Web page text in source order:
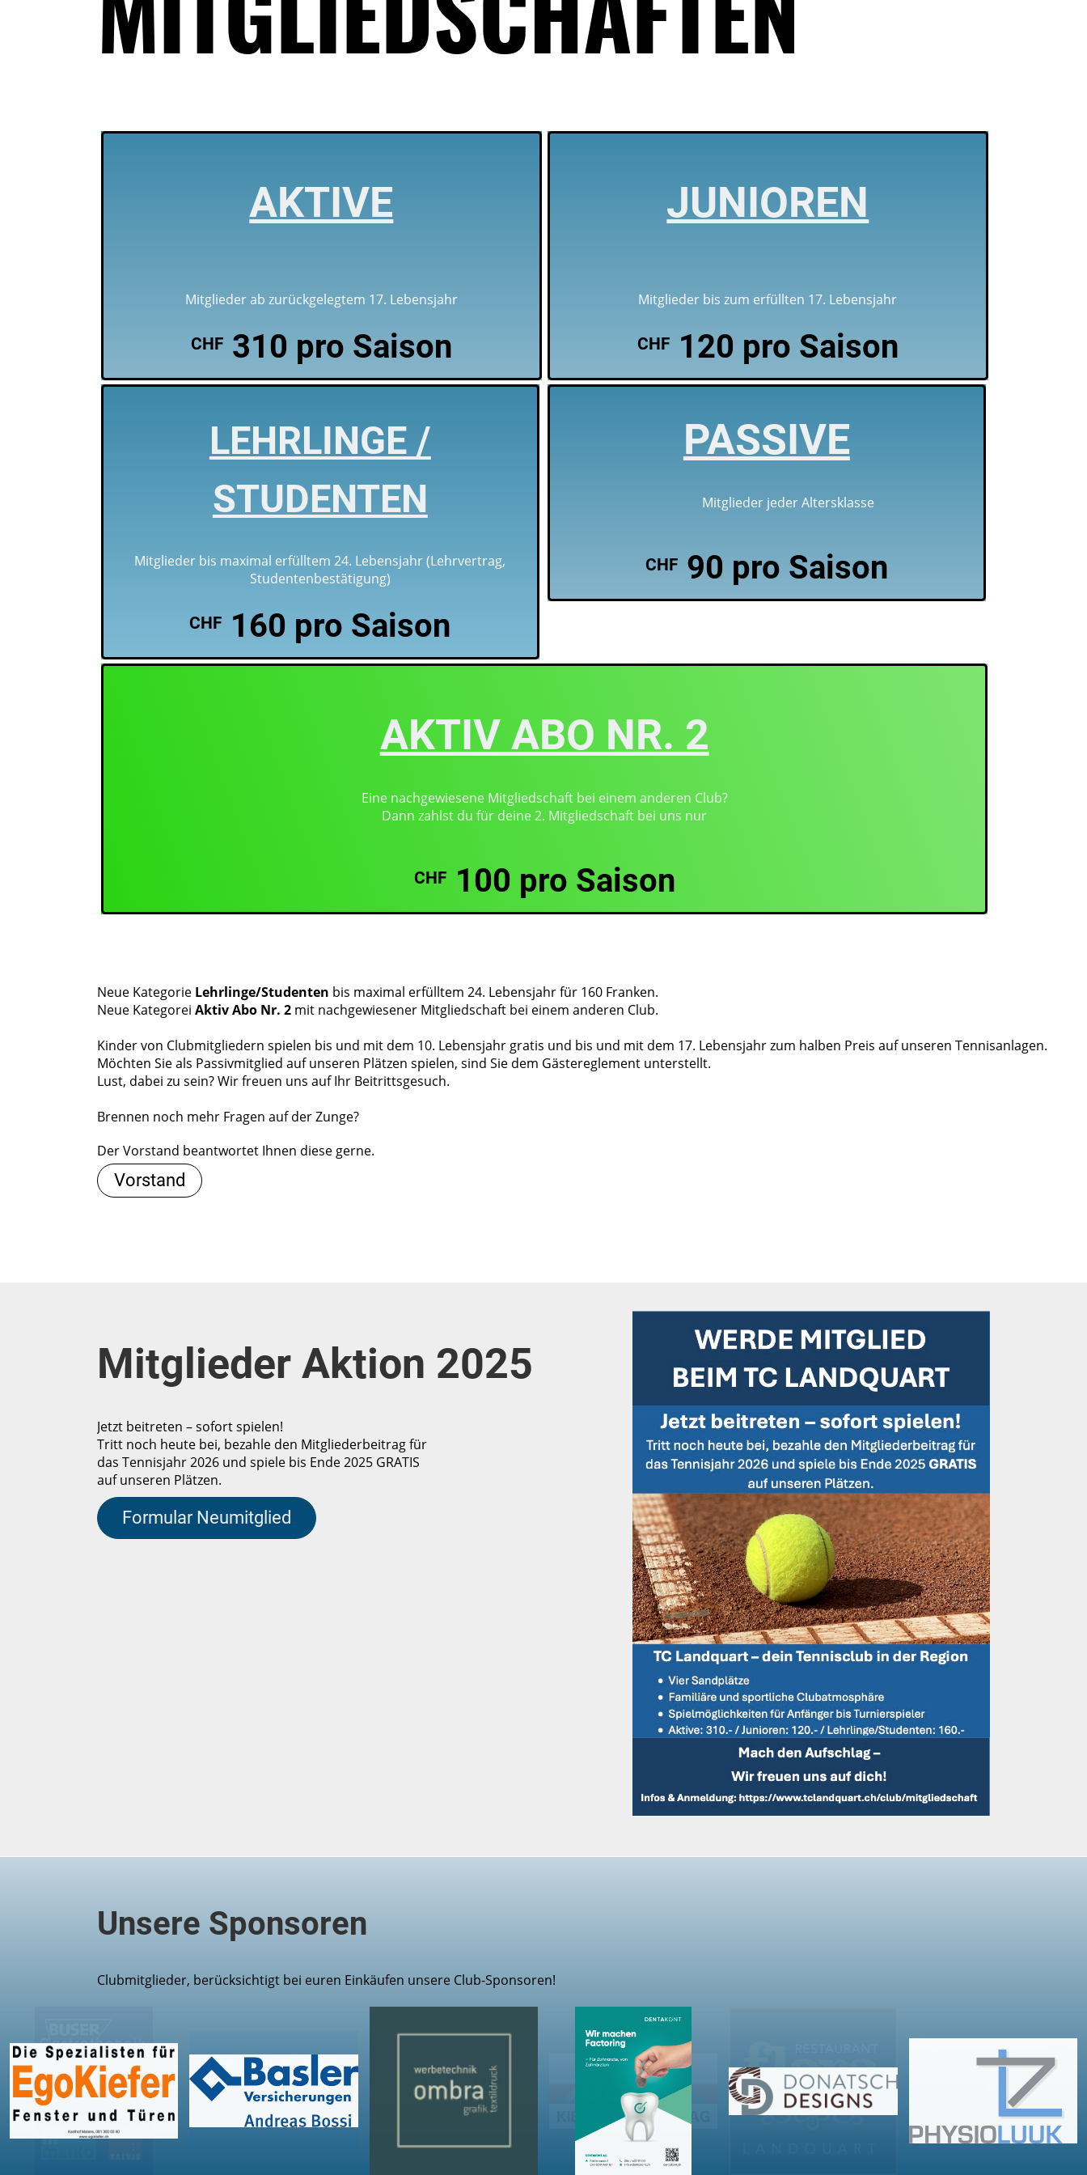
AKTIVE
Mitglieder ab zurückgelegtem 17. Lebensjahr
CHF 310 pro Saison
LEHRLINGE /
STUDENTEN
Mitglieder bis maximal erfülltem 24. Lebensjahr (Lehrvertrag,
Studentenbestätigung)
CHF 160 pro Saison
JUNIOREN
Mitglieder bis zum erfüllten 17. Lebensjahr
CHF 120 pro Saison
PASSIVE
Mitglieder jeder Altersklasse
CHF 90 pro Saison
AKTIV ABO NR. 2
Eine nachgewiesene Mitgliedschaft bei einem anderen Club?
Dann zahlst du für deine 2. Mitgliedschaft bei uns nur
CHF 100 pro Saison
Neue Kategorie Lehrlinge/Studenten bis maximal erfülltem 24. Lebensjahr für 160 Franken.
Neue KategoreiAktiv Abo Nr. 2 mit nachgewiesener Mitgliedschaft bei einem anderen Club.
Kinder von Clubmitgliedern spielen bis und mit dem 10. Lebensjahr gratis und bis und mit dem 17. Lebensjahr zum halben Preis auf unseren Tennisanlagen.
Möchten Sie als Passivmitglied auf unseren Plätzen spielen, sind Sie dem Gästereglement unterstellt.
Lust, dabei zu sein? Wir freuen uns auf Ihr Beitrittsgesuch.
Brennen noch mehr Fragen auf der Zunge?
Der Vorstand beantwortet Ihnen diese gerne.
Vorstand
Mitglieder Aktion 2025
Jetzt beitreten – sofort spielen!
Tritt noch heute bei, bezahle den Mitgliederbeitrag für
das Tennisjahr 2026 und spiele bis Ende 2025 GRATIS
auf unseren Plätzen.
Formular Neumitglied
Unsere Sponsoren
Clubmitglieder, berücksichtigt bei euren Einkäufen unsere Club-Sponsoren!